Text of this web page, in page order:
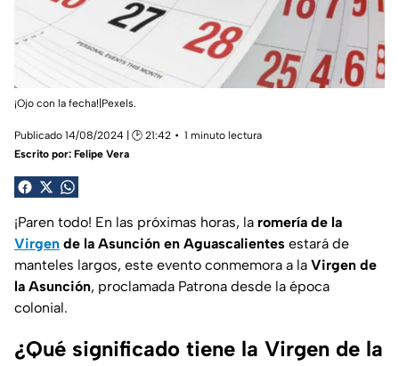
¡Ojo con la fecha!|Pexels.
Publicado 14/08/2024 | 🕑 21:42
1 minuto lectura
Escrito por: Felipe Vera
¡Paren todo! En las próximas horas, la romería de la
Virgen de la Asunción en Aguascalientes estará de
manteles largos, este evento conmemora a la Virgen de
la Asunción, proclamada Patrona desde la época
colonial.
¿Qué significado tiene la Virgen de la